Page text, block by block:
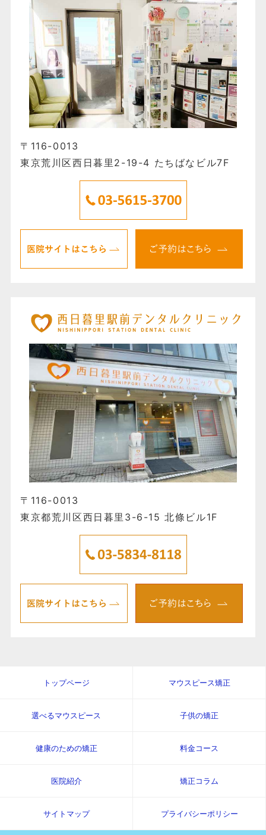
〒116-0013
東京荒川区西日暮里2-19-4 たちばなビル7F
〒116-0013
東京都荒川区西日暮里3-6-15 北條ビル1F
トップページ マウスピース矯正
選べるマウスピース 子供の矯正
健康のための矯正 料金コース
医院紹介 矯正コラム
サイトマップ プライバシーポリシー